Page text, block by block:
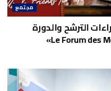
مجتمع
الترشح والدورة